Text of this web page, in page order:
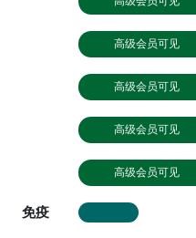
高级会员可见
高级会员可见
高级会员可见
高级会员可见
免疫